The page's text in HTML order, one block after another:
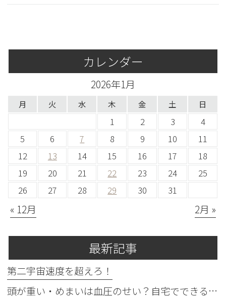
カレンダー
2026年1月
月 火 水 木 金 土 日
1 2 3
4
5
6 7 8 9 10
11
12
13 14 15 16 17
18
19
20 21 22 23 24
25
26
27 28 29 30 31
« 12月 2月 »
最新記事
第二宇宙速度を超えろ！
頭が重い・めまいは血圧のせい？自宅でできる確認法と受診目安